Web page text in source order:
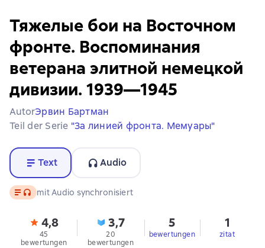
Тяжелые бои на Восточном
фронте. Воспоминания
ветерана элитной немецкой
дивизии. 1939—1945
AutorЭрвин Бартман
Teil der Serie "За линией фронта. Мемуары"
Text Audio
Text, Audioformat verfügbar
mit Audio synchronisiert
4,8
45
bewertungen
3,7
20
bewertungen
5
bewertungen
1
zitat